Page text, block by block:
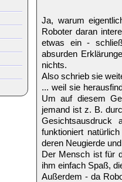
Ja, warum
Roboter daran
etwas ein -
absurden
nichts.
Also schrieb sie
... weil sie
Um auf diesem
jemand ist z. B.
funktioniert
deren Neugierde
Der Mensch ist für
ihm einfach Spaß,
Außerdem - da